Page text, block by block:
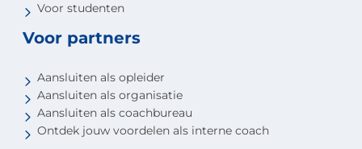
Voor studenten
Voor partners
Aansluiten als opleider
Aansluiten als organisatie
Aansluiten als coachbureau
Ontdek jouw voordelen als interne coach